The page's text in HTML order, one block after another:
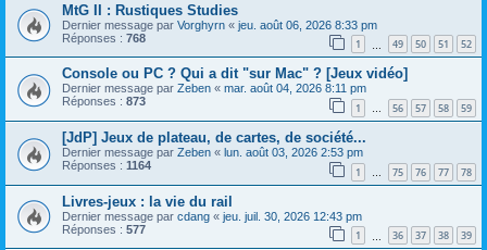
MtG II : Rustiques Studies
Dernier message par Vorghyrn « jeu. août 06, 2026 8:33 pm
Réponses : 768 1 49 50 51 52
Console ou PC ? Qui a dit "sur Mac" ? [Jeux vidéo]
Dernier message par Zeben « mar. août 04, 2026 8:11 pm
Réponses : 873 1 … 56 57 58 59
[JdP] Jeux de plateau, de cartes, de société...
Dernier message par Zeben « lun. août 03, 2026 2:53 pm
Réponses : 1164 1 … 75 76 77 78
Livres-jeux : la vie du rail
Dernier message par cdang « jeu. juil. 30, 2026 12:43 pm
Réponses : 577 1 36 37 38 39